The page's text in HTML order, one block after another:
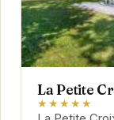
La Petite
★★★★★